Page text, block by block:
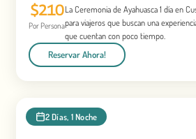
$210
Por Persona
La Ceremonia de Ayahuasca 1 día en
para viajeros que buscan una
que cuentan con poco tiempo.
Reservar Ahora!
2 Días, 1 Noche